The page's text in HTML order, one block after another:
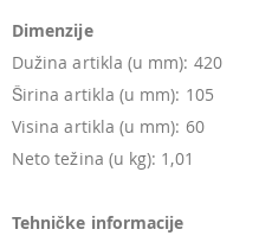
Dimenzije
Dužina artikla (u mm): 420
Širina artikla (u mm): 105
Visina artikla (u mm): 60
Neto težina (u kg): 1,01
Tehničke informacije